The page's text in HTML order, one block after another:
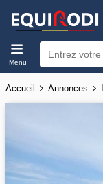
Menu
Accueil Annonces